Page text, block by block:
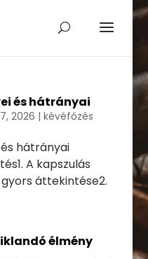
és hátrányai
2026 | kévéfőzés
hátrányai
A kapszulás
áttekintése2.
élmény